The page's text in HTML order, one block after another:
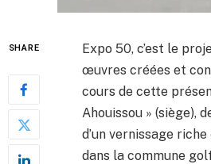
SHARE
Expo 50, c’est le
œuvres créées et
cours de cette
Ahouissou » (siège),
d’un vernissage
dans la commune